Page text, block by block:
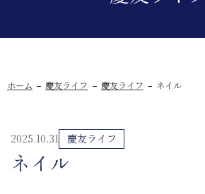
ホーム 慶友ライフ 慶友ライフ ネイル
2025.10.31 慶友ライフ
ネイル